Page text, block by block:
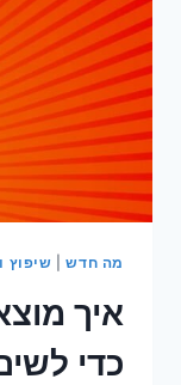
מה חדש| שיפוץ
איך
כדי